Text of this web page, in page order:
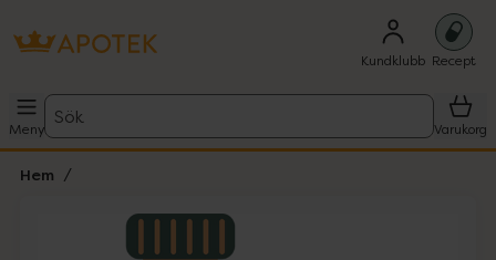
Kundklubb Recept
Meny
Sök
Varukorg
Hem
Lista: . Innehåller 1 objekt.